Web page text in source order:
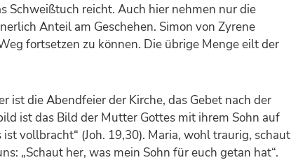
Schweißtuch reicht. Auch hier nehmen nur die
Anteil am Geschehen. Simon von Zyrene
fortsetzen zu können. Die übrige Menge eilt der
ist die Abendfeier der Kirche, das Gebet nach der
ist das Bild der Mutter Gottes mit ihrem Sohn auf
vollbracht“ (Joh. 19,30). Maria, wohl traurig, schaut
„Schaut her, was mein Sohn für euch getan hat“.